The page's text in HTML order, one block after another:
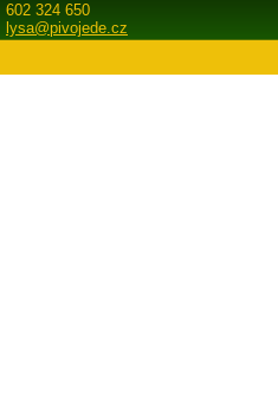
602 324 650
lysa@pivojede.cz